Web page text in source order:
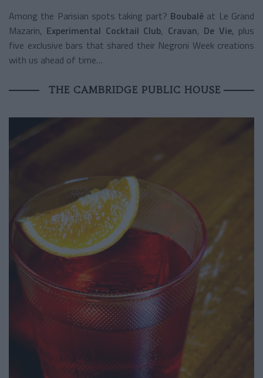
Among the Parisian spots taking part? Boubalé at Le Grand
Mazarin, Experimental Cocktail Club, Cravan, De Vie, plus
five exclusive bars that shared their Negroni Week creations
with us ahead of time…
THE CAMBRIDGE PUBLIC HOUSE